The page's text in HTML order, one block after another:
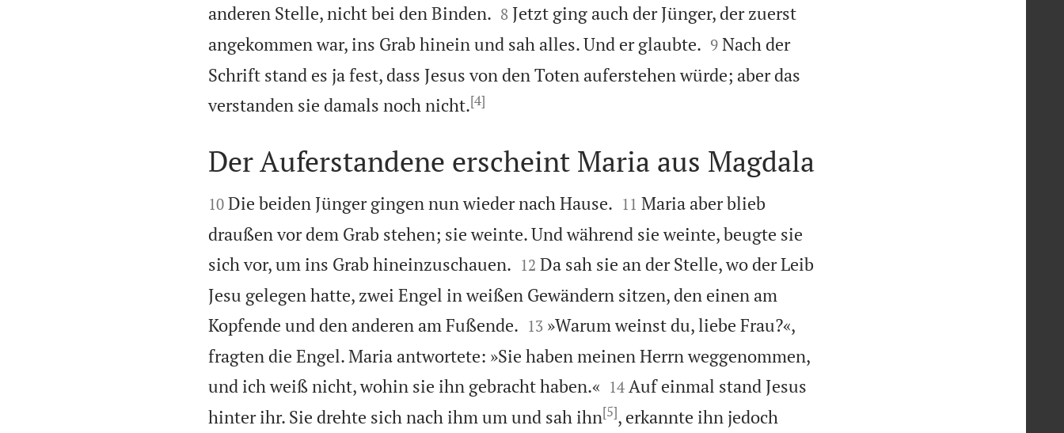
anderen Stelle, nicht bei den Binden.
8 Jetzt ging auch der Jünger, der zuerst
angekommen war, ins Grab hinein und sah alles. Und er glaubte.
9 Nach der
Schrift stand es ja fest, dass Jesus von den Toten auferstehen würde; aber das
verstanden sie damals noch nicht.[4]

Der Auferstandene erscheint Maria aus Magdala

10 Die beiden Jünger gingen nun wieder nach Hause.
11 Maria aber blieb
draußen vor dem Grab stehen; sie weinte. Und während sie weinte, beugte sie
sich vor, um ins Grab hineinzuschauen.
12 Da sah sie an der Stelle, wo der Leib
Jesu gelegen hatte, zwei Engel in weißen Gewändern sitzen, den einen am
Kopfende und den anderen am Fußende.
13 »Warum weinst du, liebe Frau?«,
fragten die Engel. Maria antwortete: »Sie haben meinen Herrn weggenommen,
und ich weiß nicht, wohin sie ihn gebracht haben.«
14 Auf einmal stand Jesus
hinter ihr. Sie drehte sich nach ihm um und sah ihn[5], erkannte ihn jedoch